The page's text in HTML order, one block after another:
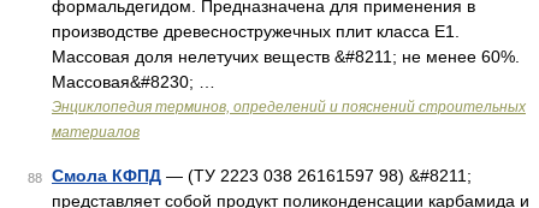
формальдегидом. Предназначена для применения в
производстве древесностружечных плит класса Е1.
Массовая доля нелетучих веществ &#8211; не менее 60%.
Массовая&#8230; …
Энциклопедия терминов, определений и пояснений строительных
материалов
88 Смола КФПД — (ТУ 2223 038 26161597 98) &#8211;
представляет собой продукт поликонденсации карбамида и